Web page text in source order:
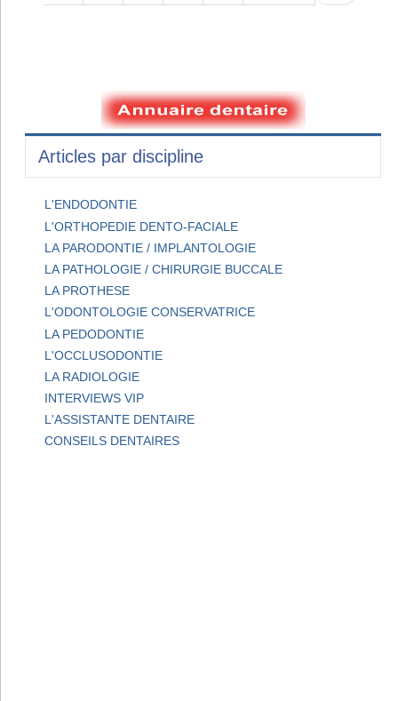
Articles par discipline
L'ENDODONTIE
L'ORTHOPEDIE DENTO-FACIALE
LA PARODONTIE / IMPLANTOLOGIE
LA PATHOLOGIE / CHIRURGIE BUCCALE
LA PROTHESE
L'ODONTOLOGIE CONSERVATRICE
LA PEDODONTIE
L'OCCLUSODONTIE
LA RADIOLOGIE
INTERVIEWS VIP
L'ASSISTANTE DENTAIRE
CONSEILS DENTAIRES